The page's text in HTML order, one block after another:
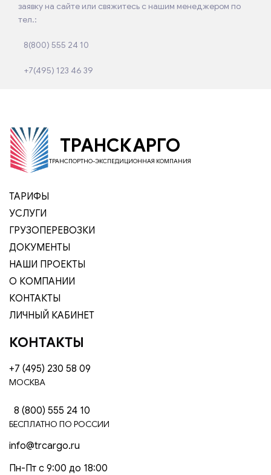
заявку на сайте или свяжитесь с нашим менеджером по
тел.:
8(800) 555 24 10
+7(495) 123 46 39
ТРАНСКАРГО
ТРАНСПОРТНО-ЭКСПЕДИЦИОННАЯ КОМПАНИЯ
ТАРИФЫ
УСЛУГИ
ГРУЗОПЕРЕВОЗКИ
ДОКУМЕНТЫ
НАШИ ПРОЕКТЫ
О КОМПАНИИ
КОНТАКТЫ
ЛИЧНЫЙ КАБИНЕТ
КОНТАКТЫ
+7 (495) 230 58 09
МОСКВА
8 (800) 555 24 10
БЕСПЛАТНО ПО РОССИИ
info@trcargo.ru
Пн-Пт с 9:00 до 18:00